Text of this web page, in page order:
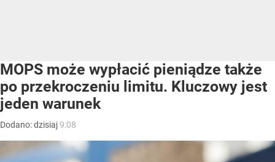
MOPS może wypłacić pieniądze także
po przekroczeniu limitu. Kluczowy jest
jeden warunek
Dodano:dzisiaj9:08